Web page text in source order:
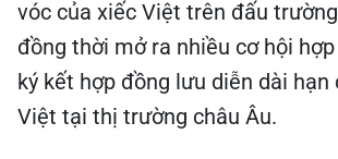
vóc của xiếc Việt trên đấu
đồng thời mở ra nhiều cơ hội
ký kết hợp đồng lưu diễn dài hạn
Việt tại thị trường châu Âu.